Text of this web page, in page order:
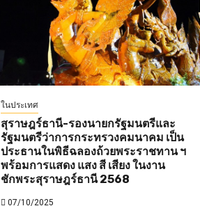
ในประเทศ
สุราษฎร์ธานี-รองนายกรัฐมนตรีและ
รัฐมนตรีว่าการกระทรวงคมนาคม เป็น
ประธานในพิธีฉลองถ้วยพระราชทาน ฯ
พร้อมการแสดง แสง สี เสียง ในงาน
ชักพระสุราษฎร์ธานี 2568
07/10/2025